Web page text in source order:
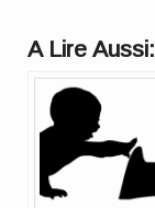
A Lire Aussi: